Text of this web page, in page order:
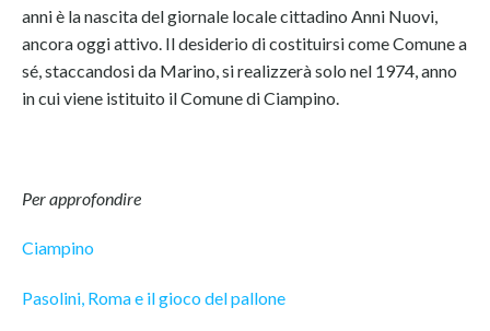
anni è la nascita del giornale locale cittadino Anni Nuovi,
ancora oggi attivo. Il desiderio di costituirsi come Comune a
sé, staccandosi da Marino, si realizzerà solo nel 1974, anno
in cui viene istituito il Comune di Ciampino.
Per approfondire
Ciampino
Pasolini, Roma e il gioco del pallone